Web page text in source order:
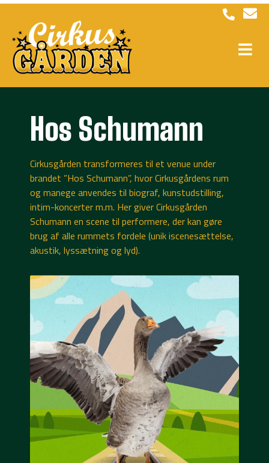
Hos Schumann
Cirkusgården transformeres til et venue under
brandet ”Hos Schumann”, hvor Cirkusgårdens rum
og manege anvendes til biograf, kunstudstilling,
intim-koncerter m.m. Her giver Cirkusgården
Schumann en scene til performere, der kan gøre
brug af alle rummets fordele (unik iscenesættelse,
akustik, lyssætning og lyd).